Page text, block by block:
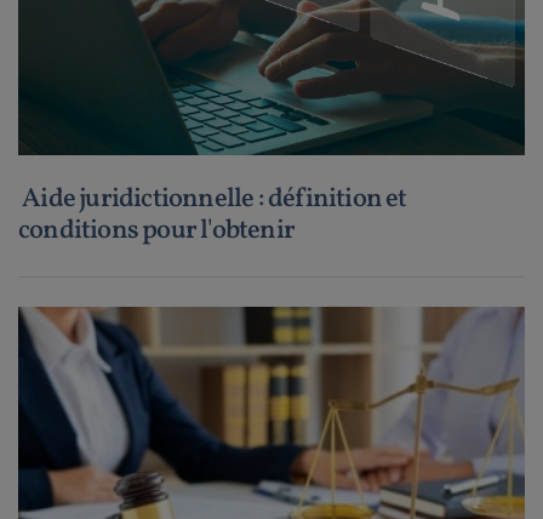
Aide juridictionnelle : définition et
conditions pour l'obtenir